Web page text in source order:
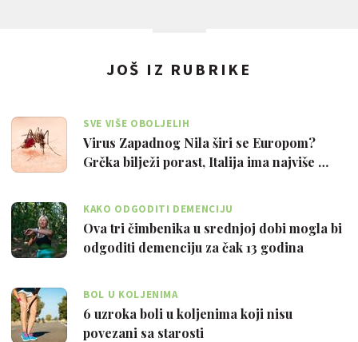
JOŠ IZ RUBRIKE
SVE VIŠE OBOLJELIH
Virus Zapadnog Nila širi se Europom?
Grčka bilježi porast, Italija ima najviše …
KAKO ODGODITI DEMENCIJU
Ova tri čimbenika u srednjoj dobi mogla bi
odgoditi demenciju za čak 13 godina
BOL U KOLJENIMA
6 uzroka boli u koljenima koji nisu
povezani sa starosti